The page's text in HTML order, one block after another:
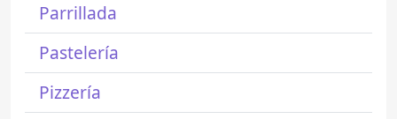
Parrillada
Pastelería
Pizzería